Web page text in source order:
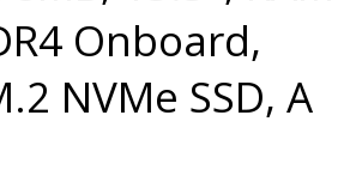
Onboard,
NVMe SSD, A